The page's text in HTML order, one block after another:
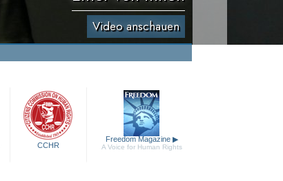
Video anschauen
CCHR
Freedom Magazine ▶
A Voice for Human Rights